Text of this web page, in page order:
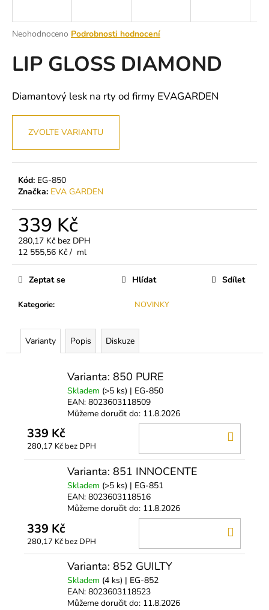
Průměrné
produktu
je
z
5
hvězdiček.
Neohodnoceno Podrobnosti hodnocení
LIP GLOSS DIAMOND
Diamantový lesk na rty od firmy EVAGARDEN
ZVOLTE VARIANTU
Kód: EG-850
Značka: EVA GARDEN
339 Kč
280,17 Kč bez DPH
Měrná
cena:
12 555,56 Kč / ml
Kategorie: NOVINKY
Zeptat se Hlídat Sdílet
Varianty Popis Diskuze
Varianta: 850 PURE
Skladem (>5 ks) | EG-850
EAN: 8023603118509
Můžeme doručit do: 11.8.2026
339 Kč
280,17 Kč bez DPH
Varianta: 851 INNOCENTE
Skladem (>5 ks) | EG-851
EAN: 8023603118516
Můžeme doručit do: 11.8.2026
339 Kč
280,17 Kč bez DPH
Varianta: 852 GUILTY
Skladem (4 ks) | EG-852
EAN: 8023603118523
Můžeme doručit do: 11.8.2026
j
t
HLEDAT
D
o
u
u
MEGA
VOLUME